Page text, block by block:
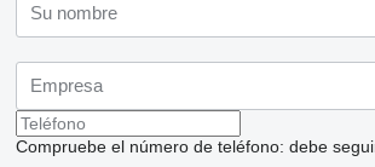
Compruebe el número de teléfono: debe